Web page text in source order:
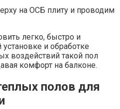
на ОСБ плиту и проводим
легко, быстро и
и обработке
воздействий такой пол
комфорт на балконе.
полов для